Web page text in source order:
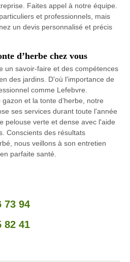
Faites appel à notre équipe.
et professionnels, mais
un devis personnalisé et précis
d’herbe chez vous
un savoir-faire et des compétences
des jardins. D'où l'importance de
comme Lefebvre.
et la tonte d’herbe, notre
ses services durant toute l'année
pelouse verte et dense avec l'aide
Conscients des résultats
nous veillons à son entretien
parfaite santé.
73 94
82 41